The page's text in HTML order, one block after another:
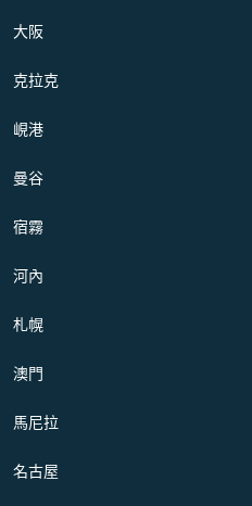
大阪
克拉克
峴港
曼谷
宿霧
河內
札幌
澳門
馬尼拉
名古屋